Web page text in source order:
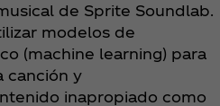
de Sprite Soundlab.
modelos de
(machine learning) para
canción y
inapropiado como